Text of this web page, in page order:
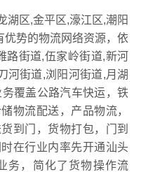
湖区,金平区,濠江区,潮阳
优势的物流网络资源，依
路街道,伍家岭街道,新河
河街道,浏阳河街道,月湖
覆盖公路汽车快运，铁
物流配送，产品物流，
到门，货物打包，门到
在行业内率先开通汕头
务，简化了货物操作流